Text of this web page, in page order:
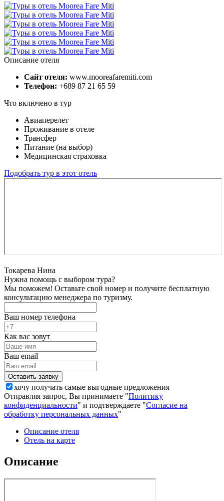
Описание отеля
Сайт отеля: www.mooreafaremiti.com
Телефон: +689 87 21 65 59
Что включено в тур
Авиаперелет
Проживание в отеле
Трансфер
Питание (на выбор)
Медицинская страховка
Подобрать тур в этот отель
Токарева Нина
Нужна помощь с выбором тура?
Мы поможем! Оставьте свой номер и получите бесплатную
консультацию менеджера по туризму.
Ваш номер телефона
Как вас зовут
Ваш email
хочу получать самые выгодные предложения
Отправляя запрос, Вы принимаете "Политику
конфиденциальности" и подтверждаете "Согласие на
обработку персональных данных"
Описание отеля
Отель на карте
Описание